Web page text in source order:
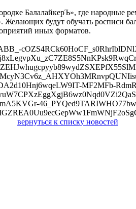
БалалайкерЪ», где народные
Желающих будут обучать росписи
иных форматов.
вернуться к списку новостей